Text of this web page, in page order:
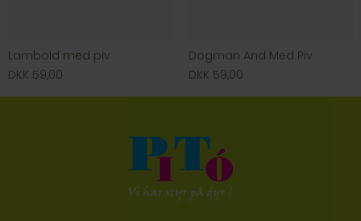
Lambold med piv
DKK 59,00
Dogman And Med Piv
DKK 59,00